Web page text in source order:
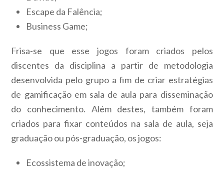
Escape da Falência;
Business Game;
Frisa-se que esse jogos foram criados pelos
discentes da disciplina a partir de metodologia
desenvolvida pelo grupo a fim de criar estratégias
de gamificação em sala de aula para disseminação
do conhecimento. Além destes, também foram
criados para fixar conteúdos na sala de aula, seja
graduação ou pós-graduação, os jogos:
Ecossistema de inovação;